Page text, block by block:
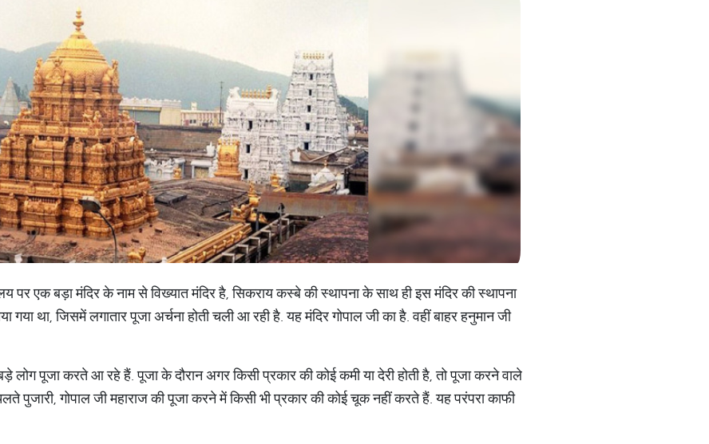
एक बड़ा मंदिर के नाम से विख्यात मंदिर है, सिकराय कस्बे की स्थापना के साथ ही इस मंदिर की स्थापना
गया था, जिसमें लगातार पूजा अर्चना होती चली आ रही है. यह मंदिर गोपाल जी का है. वहीं बाहर हनुमान जी
लोग पूजा करते आ रहे हैं. पूजा के दौरान अगर किसी प्रकार की कोई कमी या देरी होती है, तो पूजा करने वाले
पुजारी, गोपाल जी महाराज की पूजा करने में किसी भी प्रकार की कोई चूक नहीं करते हैं. यह परंपरा काफी